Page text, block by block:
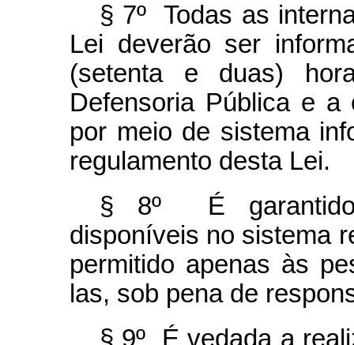
§ 7º Todas as
Lei deverão ser
(setenta e duas)
Defensoria Pública e a
por meio de sistema
regulamento desta Lei.
§ 8º É garantido
disponíveis no sistema
permitido apenas às
las, sob pena de
§ 9º É vedada a